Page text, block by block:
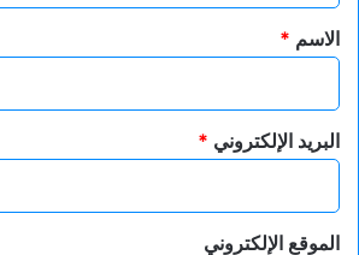
*
الاسم *
البريد الإلكتروني *
الموقع الإلكتروني